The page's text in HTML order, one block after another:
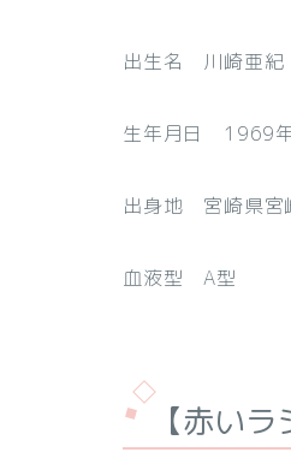
出生名 川崎亜紀
生年月日 1969
出身地 宮崎県宮
血液型 A型
【赤い